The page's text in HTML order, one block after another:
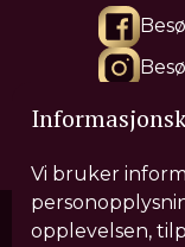
Vi bruker
opplevelsen,